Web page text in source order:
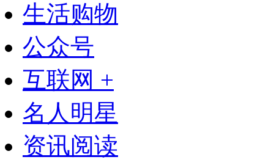
生活购物
公众号
互联网 +
名人明星
资讯阅读